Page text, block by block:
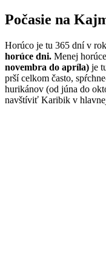
Počasie na
Horúco je tu 365 dní v
horúce dni. Menej
novembra do apríla) je
prší celkom často,
hurikánov (od júna do
navštíviť Karibik v